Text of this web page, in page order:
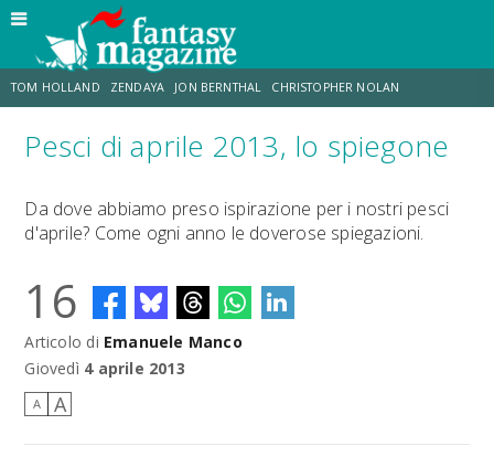
TOM HOLLAND ZENDAYA JON BERNTHAL CHRISTOPHER NOLAN
STRANIMONDI LUCCA COMICS & GAMES ODISSEA CHRIS MCKENNA
DESTIN DANIEL CRETTON ERIK SOMMERS
Pesci di aprile 2013, lo spiegone
Da dove abbiamo preso ispirazione per i nostri pesci
d'aprile? Come ogni anno le doverose spiegazioni.
16
Articolo di Emanuele Manco
Giovedì 4 aprile 2013
A A